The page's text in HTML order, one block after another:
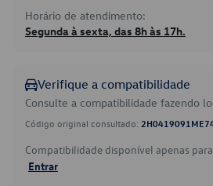
Horário de atendimento:
Segunda à sexta, das 8h às 17h.
Verifique a compatibilidade
Consulte a compatibilidade fazendo
Código original consultado:
Compatibilidade disponível apenas
Entrar